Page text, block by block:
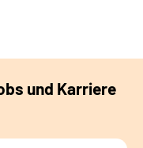
und Karriere